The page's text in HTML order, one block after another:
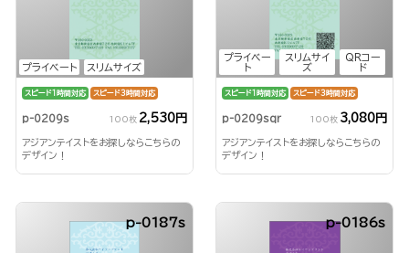
プライベート スリムサイズ
スピード1時間対応 スピード3時間対応
p-0209s 100枚 2,530円
アジアンテイストをお探しならこちらの
デザイン！
プライベー
ト
スリムサイ
ズ
QRコー
ド
スピード1時間対応 スピード3時間対応
p-0209sqr 100枚 3,080円
アジアンテイストをお探しならこちらの
デザイン！
p-0187s p-0186s